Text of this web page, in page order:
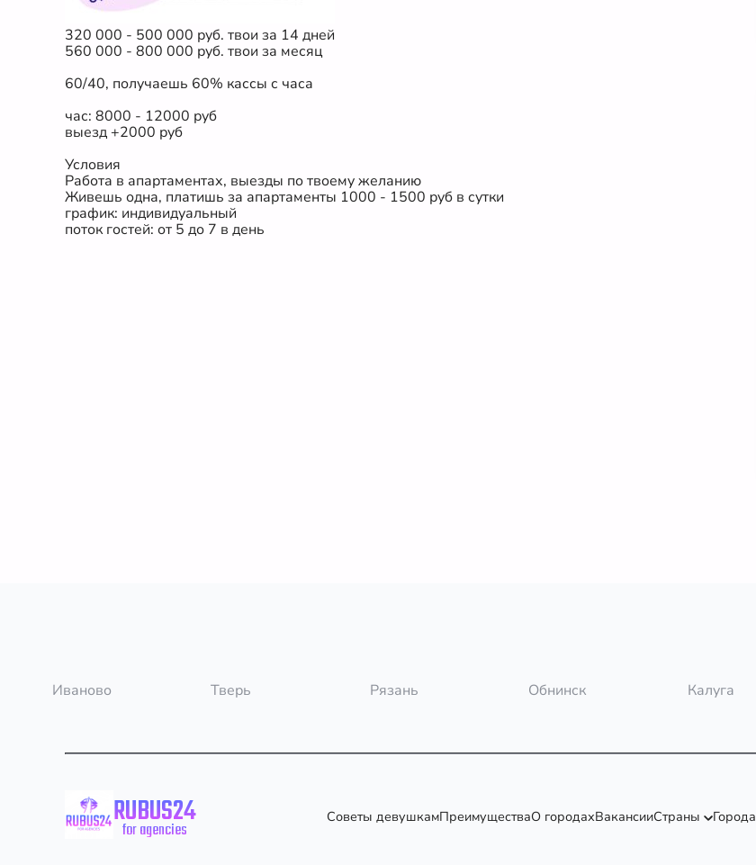
320 000 - 500 000 руб. твои за 14 дней
560 000 - 800 000 руб. твои за месяц
60/40, получаешь 60% кассы с часа
час: 8000 - 12000 руб
выезд +2000 руб
Условия
Работа в апартаментах, выезды по твоему желанию
Живешь одна, платишь за апартаменты 1000 - 1500 руб в сутки
график: индивидуальный
поток гостей: от 5 до 7 в день
Иваново Тверь Рязань Обнинск Калуга
RUBUS24
for agencies
Советы девушкамПреимуществаО городахВакансииСтраны Города